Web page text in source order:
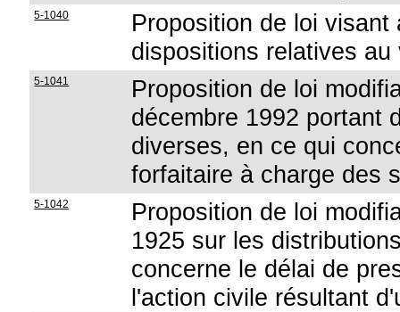
5-1040
Proposition de loi
dispositions relatives
5-1041
Proposition de loi
décembre 1992 portant
diverses, en ce qui
forfaitaire à charge des
5-1042
Proposition de loi
1925 sur les
concerne le délai de
l'action civile résultant